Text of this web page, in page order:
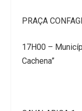
PRAÇA
17H00 –
Cachena”